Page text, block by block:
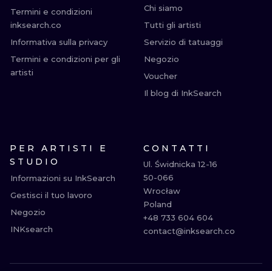
Termini e condizioni
inksearch.co
Informativa sulla privacy
Termini e condizioni per gli
artisti
Chi siamo
Tutti gli artisti
Servizio di tatuaggi
Negozio
Voucher
Il blog di InkSearch
PER ARTISTI E
STUDIO
Informazioni su InkSearch
Gestisci il tuo lavoro
Negozio
INKsearch
CONTATTI
Ul. Świdnicka 12-16
50-066
Wrocław
Poland
+48 733 604 604
contact@inksearch.co